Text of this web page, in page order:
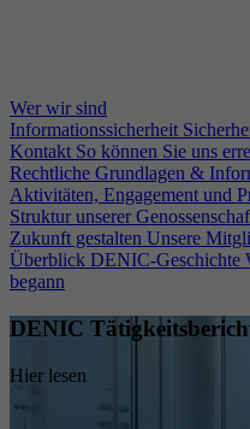
Wer wir sind
Informationssicherheit
Kontakt So können Sie uns
Rechtliche Grundlagen &
Aktivitäten, Engagement und
Struktur unserer
Zukunft gestalten Unsere
Überblick DENIC-Geschichte
begann
DENIC
Hier lesen